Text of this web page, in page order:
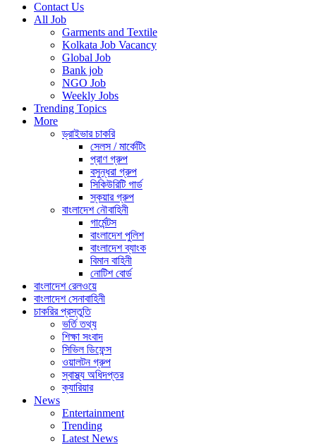
Contact Us
All Job
Garments and Textile
Kolkata Job Vacancy
Global Job
Bank job
NGO Job
Weekly Jobs
Trending Topics
More
ড্রাইভার চাকরি
সেলস / মার্কেটিং
প্রাণ গ্রুপ
বসুন্ধরা গ্রুপ
সিকিউরিটি গার্ড
স্কয়ার গ্রুপ
বাংলাদেশ নৌবাহিনী
গার্মেন্টস
বাংলাদেশ পুলিশ
বাংলাদেশ ব্যাংক
বিমান বাহিনী
নোটিশ বোর্ড
বাংলাদেশ রেলওয়ে
বাংলাদেশ সেনাবাহিনী
চাকরির প্রস্তুতি
ভর্তি তথ্য
শিক্ষা সংবাদ
সিভিল ডিফেন্স
ওয়ালটন গ্রুপ
স্বাস্থ্য অধিদপ্তর
ক্যারিয়ার
News
Entertainment
Trending
Latest News